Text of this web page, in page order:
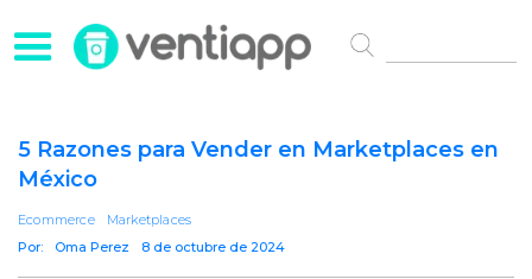
5 Razones para Vender en Marketplaces en
México
Ecommerce
Marketplaces
Por:
Oma Perez 8 de octubre de 2024